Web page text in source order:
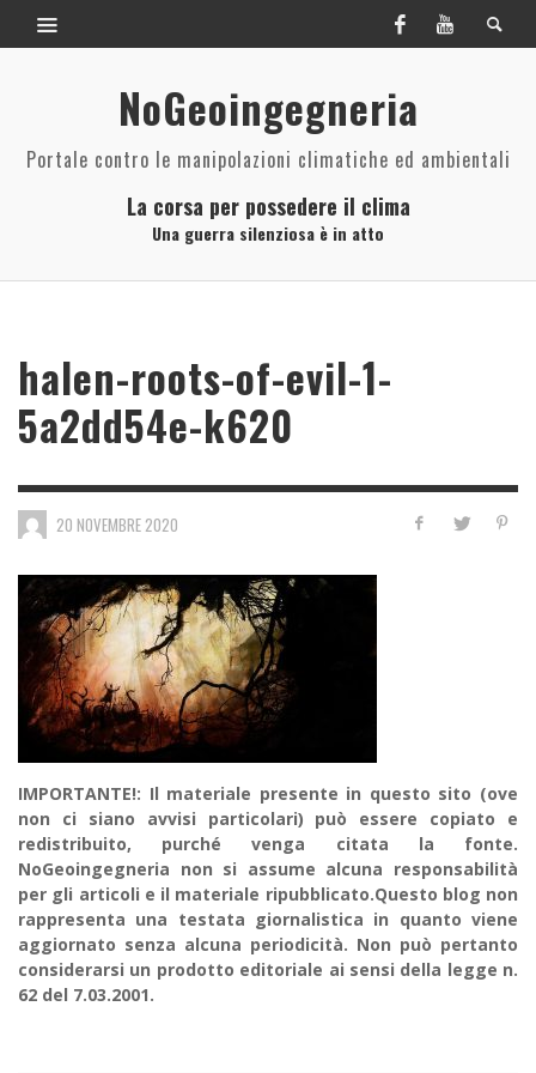
NoGeoingegneria
Portale contro le manipolazioni climatiche ed ambientali
La corsa per possedere il clima
Una guerra silenziosa è in atto
halen-roots-of-evil-1-
5a2dd54e-k620
20 NOVEMBRE 2020
IMPORTANTE!: Il materiale presente in questo sito (ove
non ci siano avvisi particolari) può essere copiato e
redistribuito, purché venga citata la fonte.
NoGeoingegneria non si assume alcuna responsabilità
per gli articoli e il materiale ripubblicato.Questo blog non
rappresenta una testata giornalistica in quanto viene
aggiornato senza alcuna periodicità. Non può pertanto
considerarsi un prodotto editoriale ai sensi della legge n.
62 del 7.03.2001.